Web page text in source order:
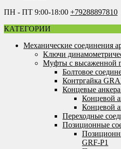
ПН - ПТ 9:00-18:00 +79288897810
КАТЕГОРИИ
Механические соединения
Ключи
Муфты с высаженной
Болтовое
Контргайка
Концевые
Концевой
Концевой
Переходные
Позиционные
GRF-P1